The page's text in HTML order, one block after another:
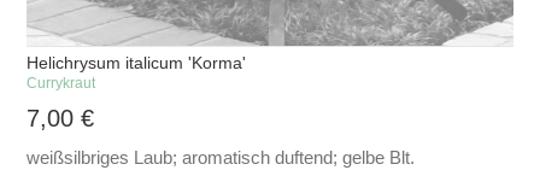
Helichrysum italicum 'Korma'
Currykraut
7,00€
weißsilbriges Laub; aromatisch duftend; gelbe Blt.